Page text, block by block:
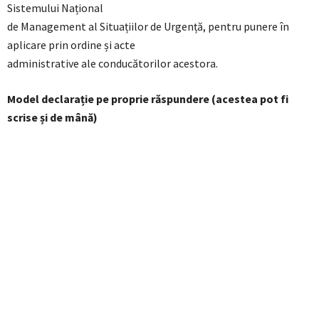
Sistemului Național
de Management al Situațiilor de Urgență, pentru punere în
aplicare prin ordine și acte
administrative ale conducătorilor acestora.
Model declarație pe proprie răspundere (acestea pot fi
scrise și de mână)